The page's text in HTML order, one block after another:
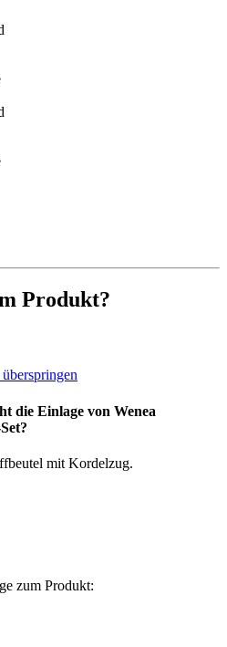
Produkt?
die Einlage von Wenea
mit Kordelzug.
zum Produkt: